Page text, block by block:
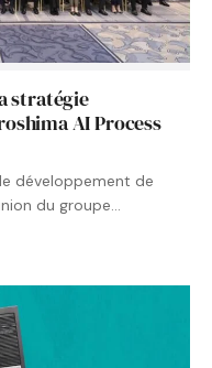
stratégie
AI Process
développement de
du groupe…